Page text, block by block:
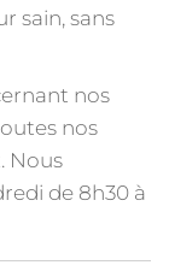
sain, sans
nos
nos
Nous
de 8h30 à